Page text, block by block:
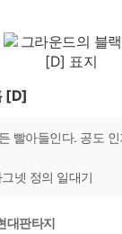
[D]
빨아들인다. 공도
넷 정의 일대기
대판타지